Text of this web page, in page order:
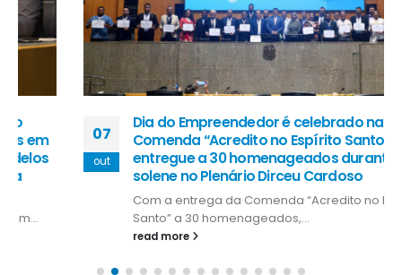
07
out
Dia do Empreendedor é celebrado na Ales
Comenda “Acredito no Espírito Santo” foi
entregue a 30 homenageados durante sessão
solene no Plenário Dirceu Cardoso
Com a entrega da Comenda “Acredito no Espírito
Santo” a 30 homenageados,...